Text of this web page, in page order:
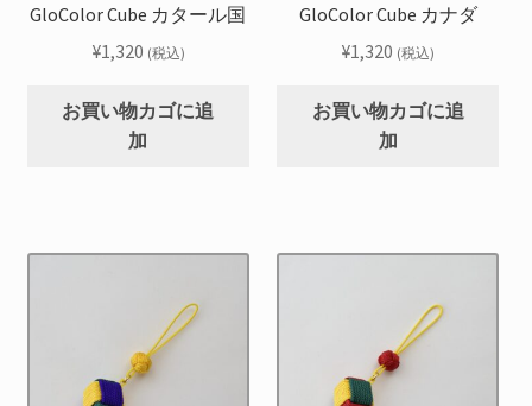
GloColor Cube カタール国
¥1,320 (税込)
お買い物カゴに追
加
GloColor Cube カナダ
¥1,320 (税込)
お買い物カゴに追
加